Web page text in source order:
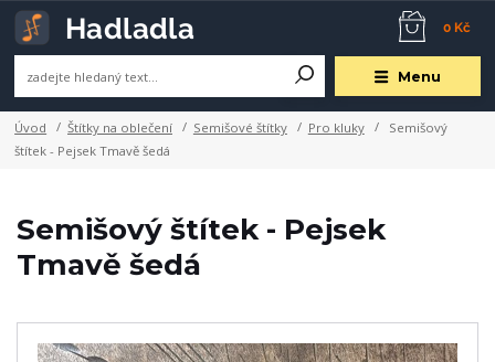
Menu
0 Kč
Úvod Štítky na oblečení Semišové štítky Pro kluky
Semišový
štítek - Pejsek Tmavě šedá
Semišový štítek - Pejsek
Tmavě šedá